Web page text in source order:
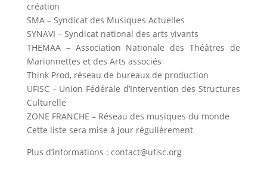
création
SMA – Syndicat des Musiques Actuelles
SYNAVI – Syndicat national des arts vivants
THEMAA – Association Nationale des Théâtres de
Marionnettes et des Arts associés
Think Prod, réseau de bureaux de production
UFISC – Union Fédérale d’Intervention des Structures
Culturelle
ZONE FRANCHE – Réseau des musiques du monde
Cette liste sera mise à jour régulièrement
Plus d’informations : contact@ufisc.org